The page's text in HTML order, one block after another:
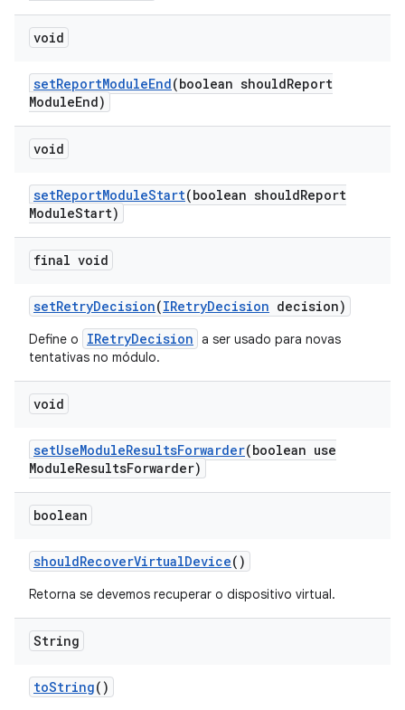
void
setReportModuleEnd(boolean shouldReport
ModuleEnd)
void
setReportModuleStart(boolean shouldReport
ModuleStart)
final void
setRetryDecision(IRetryDecision decision)
Define o IRetryDecision a ser usado para novas
tentativas no módulo.
void
setUseModuleResultsForwarder(boolean use
ModuleResultsForwarder)
boolean
shouldRecoverVirtualDevice()
Retorna se devemos recuperar o dispositivo virtual.
String
toString()